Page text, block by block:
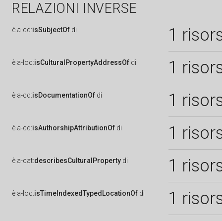
RELAZIONI INVERSE
è a-cd:isSubjectOf di 1
è a-loc:isCulturalPropertyAddressOf di 1
è a-cd:isDocumentationOf di 1
è a-cd:isAuthorshipAttributionOf di 1
è a-cat:describesCulturalProperty di 1
è a-loc:isTimeIndexedTypedLocationOf di 1